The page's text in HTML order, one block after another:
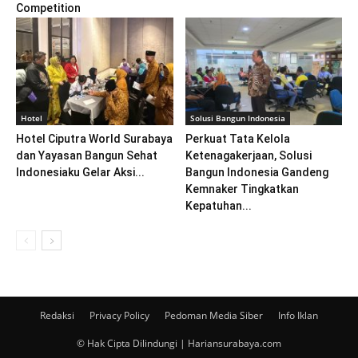
Competition
Hotel
Hotel Ciputra World Surabaya
dan Yayasan Bangun Sehat
Indonesiaku Gelar Aksi...
Solusi Bangun Indonesia
Perkuat Tata Kelola
Ketenagakerjaan, Solusi
Bangun Indonesia Gandeng
Kemnaker Tingkatkan
Kepatuhan...
Redaksi Privacy Policy Pedoman Media Siber Info Iklan
© Hak Cipta Dilindungi | Hariansurabaya.com